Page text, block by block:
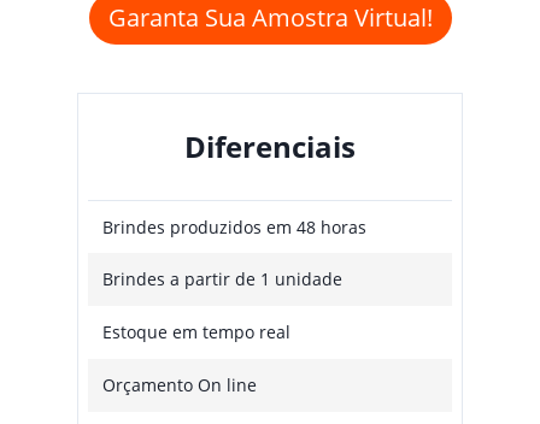
Garanta Sua Amostra Virtual!
Diferenciais
Brindes produzidos em 48 horas
Brindes a partir de 1 unidade
Estoque em tempo real
Orçamento On line